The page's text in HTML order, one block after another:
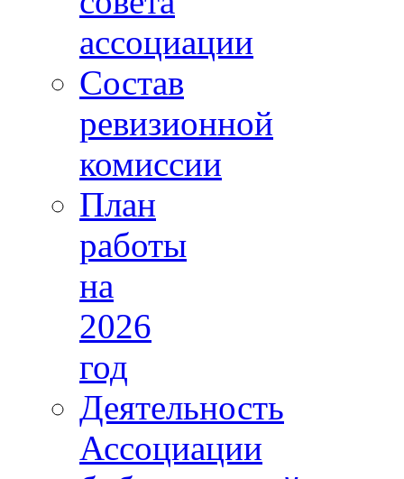
ассоциации
Состав
ревизионной
комиссии
План
работы
на
2026
год
Деятельность
Ассоциации